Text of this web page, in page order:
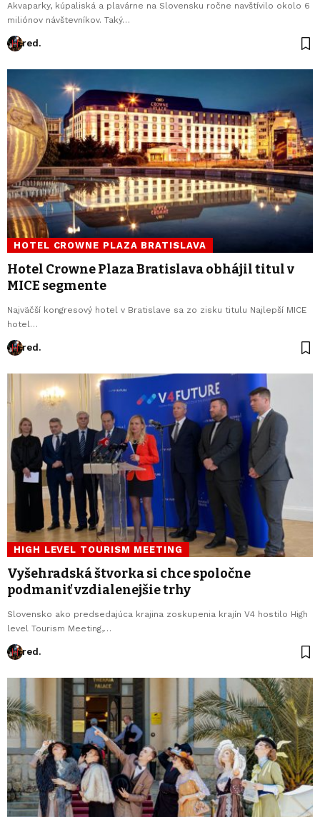
Akvaparky, kúpaliská a plavárne na Slovensku ročne navštívilo okolo 6
miliónov návštevníkov. Taký…
red.
HOTEL CROWNE PLAZA BRATISLAVA
Hotel Crowne Plaza Bratislava obhájil titul v
MICE segmente
Najväčší kongresový hotel v Bratislave sa zo zisku titulu Najlepší MICE
hotel…
red.
HIGH LEVEL TOURISM MEETING
Vyšehradská štvorka si chce spoločne
podmaniť vzdialenejšie trhy
Slovensko ako predsedajúca krajina zoskupenia krajín V4 hostilo High
level Tourism Meeting,…
red.